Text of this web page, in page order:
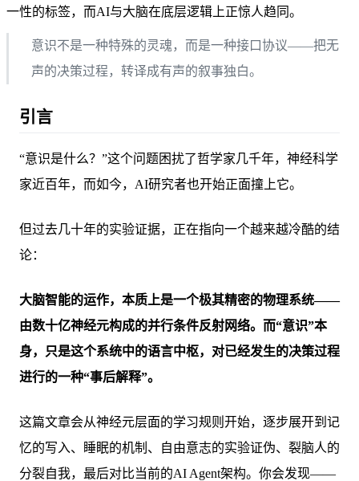
一性的标签，而AI与大脑在底层逻辑上正惊人趋同。
意识不是一种特殊的灵魂，而是一种接口协议——把无
声的决策过程，转译成有声的叙事独白。
引言
“意识是什么？”这个问题困扰了哲学家几千年，神经科学
家近百年，而如今，AI研究者也开始正面撞上它。
但过去几十年的实验证据，正在指向一个越来越冷酷的结
论：
大脑智能的运作，本质上是一个极其精密的物理系统——
由数十亿神经元构成的并行条件反射网络。而“意识”本
身，只是这个系统中的语言中枢，对已经发生的决策过程
进行的一种“事后解释”。
这篇文章会从神经元层面的学习规则开始，逐步展开到记
忆的写入、睡眠的机制、自由意志的实验证伪、裂脑人的
分裂自我，最后对比当前的AI Agent架构。你会发现——